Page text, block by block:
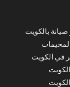
بالكويت